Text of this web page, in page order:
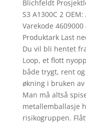
Blichfeldt
S3 A1300C 2 OEM:
Varekode
Produktark Last
Du vil bli hentet
Loop, et flott
både trygt, rent
økning i bruken
Man må altså
metallemballasje
risikogruppen.